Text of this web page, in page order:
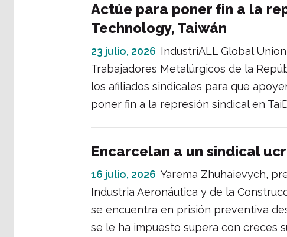
Actúe para poner fin a la
Technology, Taiwán
23 julio, 2026 IndustriALL Global
Trabajadores Metalúrgicos de la
los afiliados sindicales para que
poner fin a la represión sindical en
Encarcelan a un sindical
16 julio, 2026 Yarema Zhuhaievych,
Industria Aeronáutica y de la
se encuentra en prisión preventiva
se le ha impuesto supera con creces